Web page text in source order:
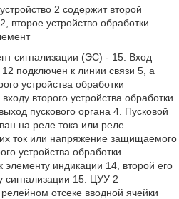
2 содержит второй
второе устройство обработки
сигнализации (ЭС) - 15. Вход
подключен к линии связи 5, а
устройства обработки
второго устройства обработки
пускового органа 4. Пусковой
на реле тока или реле
ток или напряжение защищаемого
устройства обработки
индикации 14, второй его
сигнализации 15. ЦУУ 2
отсеке вводной ячейки